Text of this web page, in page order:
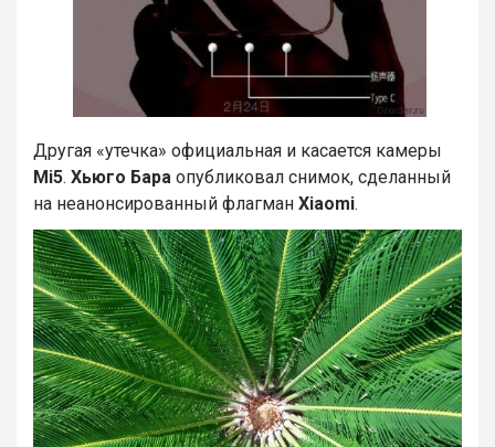
Другая «утечка» официальная и касается камеры
Mi5. Хьюго Бара опубликовал снимок, сделанный
на неанонсированный флагман Xiaomi.